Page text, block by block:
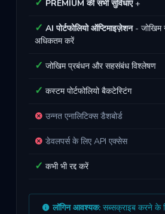
PREMIUM की सभी सुविधाएं+
AI पोर्टफोलियो ऑप्टिमाइज़ेशन- जोखिम
अधिकतम करें
जोखिम प्रबंधन और सहसंबंध विश्लेषण
कस्टम पोर्टफोलियो बैकटेस्टिंग
उन्नत एनालिटिक्स डैशबोर्ड
डेवलपर्स के लिए API एक्सेस
कभी भी रद्द करें
लॉगिन आवश्यक: सब्सक्राइब करने के